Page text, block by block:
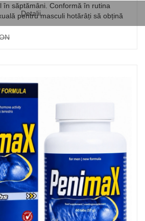
Detalii
în săptămâni. Conformă în rutina
pentru masculi hotărâți să obțină